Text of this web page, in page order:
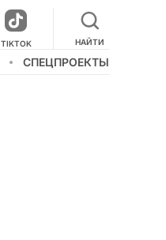
TIKTOK НАЙТИ
СПЕЦПРОЕКТЫ